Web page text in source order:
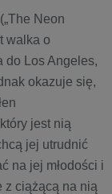
(„The Neon
walka o
do Los Angeles,
okazuje się,
jest nią
jej utrudnić
na jej młodości i
z ciążącą na nią